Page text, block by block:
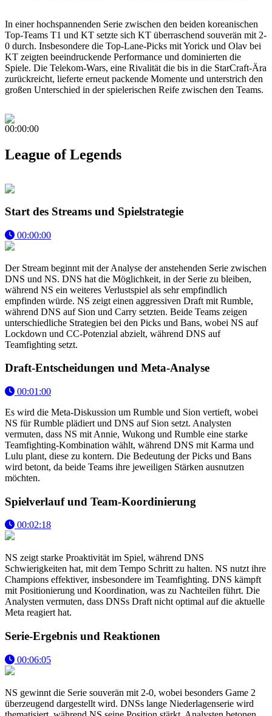
In einer hochspannenden Serie zwischen den beiden koreanischen
Top-Teams T1 und KT setzte sich KT überraschend souverän mit 2-
0 durch. Insbesondere die Top-Lane-Picks mit Yorick und Olav bei
KT zeigten beeindruckende Performance und dominierten die
Spiele. Die Telekom-Wars, eine Rivalität die bis in die StarCraft-Ära
zurückreicht, lieferte erneut packende Momente und unterstrich den
großen Unterschied in der spielerischen Reife zwischen den Teams.
00:00:00
League of Legends
Start des Streams und Spielstrategie
00:00:00
Der Stream beginnt mit der Analyse der anstehenden Serie zwischen
DNS und NS. DNS hat die Möglichkeit, in der Serie zu bleiben,
während NS ein weiteres Verlustspiel als sehr empfindlich
empfinden würde. NS zeigt einen aggressiven Draft mit Rumble,
während DNS auf Sion und Carry setzten. Beide Teams zeigen
unterschiedliche Strategien bei den Picks und Bans, wobei NS auf
Lockdown und CC-Potenzial abzielt, während DNS auf
Teamfighting setzt.
Draft-Entscheidungen und Meta-Analyse
00:01:00
Es wird die Meta-Diskussion um Rumble und Sion vertieft, wobei
NS für Rumble plädiert und DNS auf Sion setzt. Analysten
vermuten, dass NS mit Annie, Wukong und Rumble eine starke
Teamfighting-Kombination wählt, während DNS mit Karma und
Lulu plant, diese zu kontern. Die Bedeutung der Picks und Bans
wird betont, da beide Teams ihre jeweiligen Stärken ausnutzen
möchten.
Spielverlauf und Team-Koordinierung
00:02:18
NS zeigt starke Proaktivität im Spiel, während DNS
Schwierigkeiten hat, mit dem Tempo Schritt zu halten. NS nutzt ihre
Champions effektiver, insbesondere im Teamfighting. DNS kämpft
mit Positionierung und Koordination, was zu Nachteilen führt. Die
Analysten vermuten, dass DNSs Draft nicht optimal auf die aktuelle
Meta reagiert hat.
Serie-Ergebnis und Reaktionen
00:06:05
NS gewinnt die Serie souverän mit 2-0, wobei besonders Game 2
überzeugend dargestellt wird. DNSs lange Niederlagenserie wird